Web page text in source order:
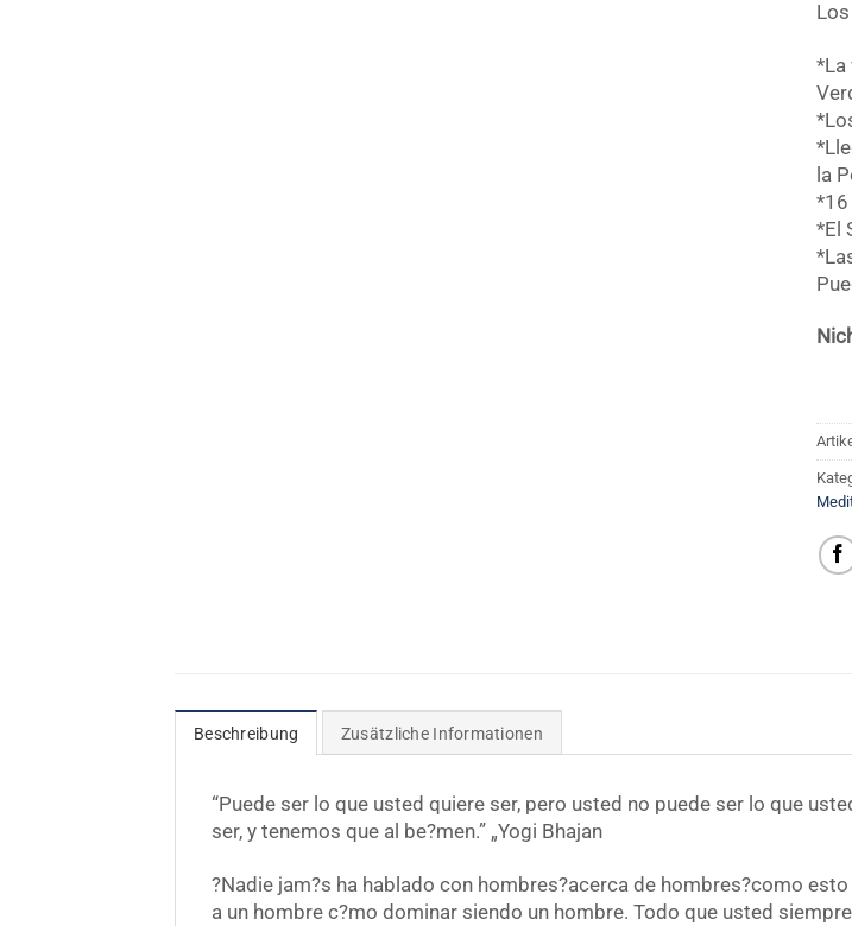
*La
la
*16
*El
Beschreibung Zusätzliche Informationen
“Puede ser lo que usted quiere ser, pero usted no puede ser lo que
ser, y tenemos que al be?men.” „Yogi Bhajan
?Nadie jam?s ha hablado con hombres?acerca de hombres?como
a un hombre c?mo dominar siendo un hombre. Todo que usted